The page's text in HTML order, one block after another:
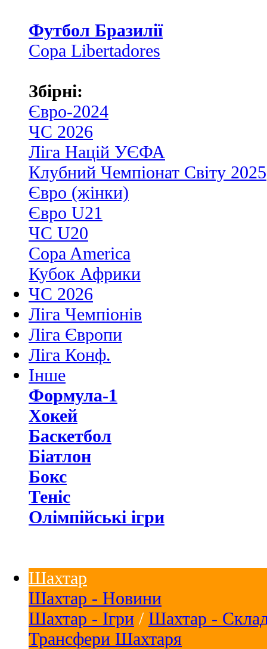
Футбол Бразилії
Copa Libertadores
Збірні:
Євро-2024
ЧС 2026
Ліга Націй УЄФА
Клубний Чемпіонат Світу 2025
Євро (жінки)
Євро U21
ЧС U20
Copa America
Кубок Африки
ЧС 2026
Ліга Чемпіонів
Ліга Європи
Ліга Конф.
Інше
Формула-1
Хокей
Баскетбол
Біатлон
Бокс
Теніс
Олімпійські ігри
Шахтар
Шахтар - Новини
Шахтар - Ігри / Шахтар -
Трансфери Шахтаря